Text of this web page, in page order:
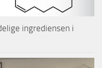
ingrediensen i